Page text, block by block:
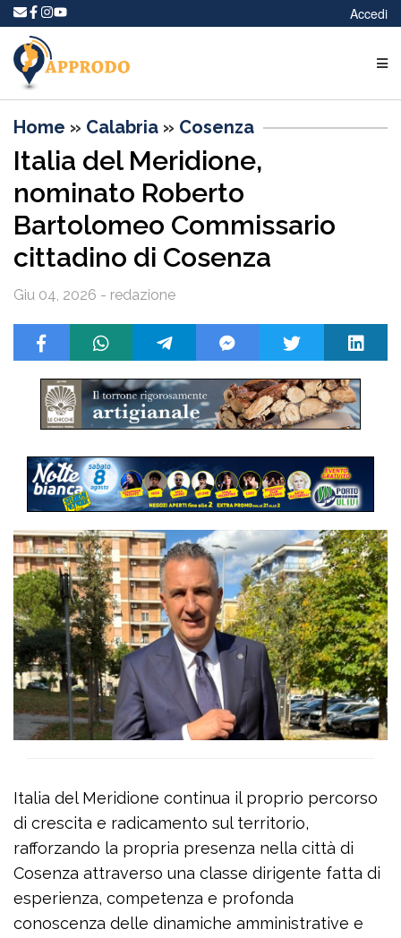
Accedi
Home » Calabria » Cosenza
Italia del Meridione,
nominato Roberto
Bartolomeo Commissario
cittadino di Cosenza
Giu 04, 2026 - redazione
Italia del Meridione continua il proprio percorso
di crescita e radicamento sul territorio,
rafforzando la propria presenza nella città di
Cosenza attraverso una classe dirigente fatta di
esperienza, competenza e profonda
conoscenza delle dinamiche amministrative e